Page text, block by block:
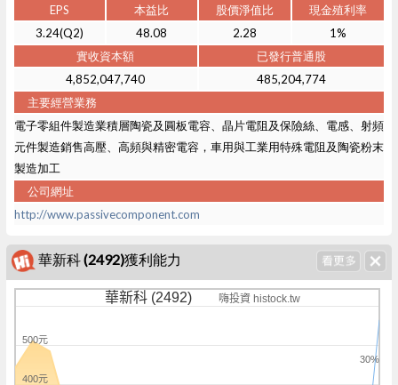
EPS
本益比 股價淨值比
現金殖利率
3.24(Q2)
48.08 2.28
1%
實收資本額
已發行普通股
4,852,047,740
485,204,774
主要經營業務
電子零組件製造業積層陶瓷及圓板電容、晶片電阻及保險絲、電感、射頻
元件製造銷售高壓、高頻與精密電容，車用與工業用特殊電阻及陶瓷粉末
製造加工
公司網址
http://www.passivecomponent.com
華新科 (2492)獲利能力
華新科 (2492) 嗨投資 histock.tw
30%
400元
500元